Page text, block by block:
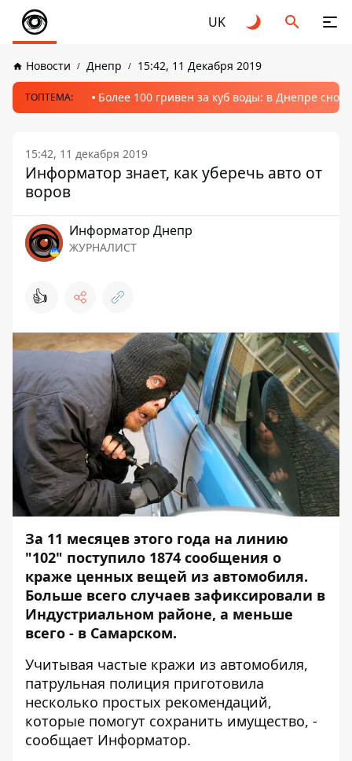
UK
Новости Днепр 15:42, 11 Декабря 2019
ТОПТЕМА: Более 100 гривен за куб воды: в Днепре
15:42, 11 декабря 2019
Информатор знает, как уберечь авто от
воров
Информатор Днепр
ЖУРНАЛИСТ
👍
За 11 месяцев этого года на линию
"102" поступило 1874 сообщения о
краже ценных вещей из автомобиля.
Больше всего случаев зафиксировали в
Индустриальном районе, а меньше
всего - в Самарском.
Учитывая частые кражи из автомобиля,
патрульная полиция приготовила
несколько простых рекомендаций,
которые помогут сохранить имущество, -
сообщает Информатор.